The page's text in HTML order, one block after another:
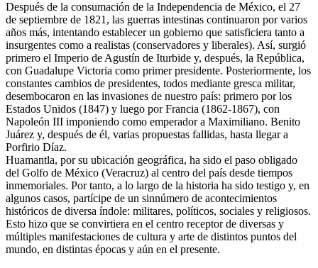
Después de la consumación de la Independencia de México, el 27
de septiembre de 1821, las guerras intestinas continuaron por varios
años más, intentando establecer un gobierno que satisficiera tanto a
insurgentes como a realistas (conservadores y liberales). Así, surgió
primero el Imperio de Agustín de Iturbide y, después, la República,
con Guadalupe Victoria como primer presidente. Posteriormente, los
constantes cambios de presidentes, todos mediante gresca militar,
desembocaron en las invasiones de nuestro país: primero por los
Estados Unidos (1847) y luego por Francia (1862-1867), con
Napoleón III imponiendo como emperador a Maximiliano. Benito
Juárez y, después de él, varias propuestas fallidas, hasta llegar a
Porfirio Díaz.
Huamantla, por su ubicación geográfica, ha sido el paso obligado
del Golfo de México (Veracruz) al centro del país desde tiempos
inmemoriales. Por tanto, a lo largo de la historia ha sido testigo y, en
algunos casos, partícipe de un sinnúmero de acontecimientos
históricos de diversa índole: militares, políticos, sociales y religiosos.
Esto hizo que se convirtiera en el centro receptor de diversas y
múltiples manifestaciones de cultura y arte de distintos puntos del
mundo, en distintas épocas y aún en el presente.